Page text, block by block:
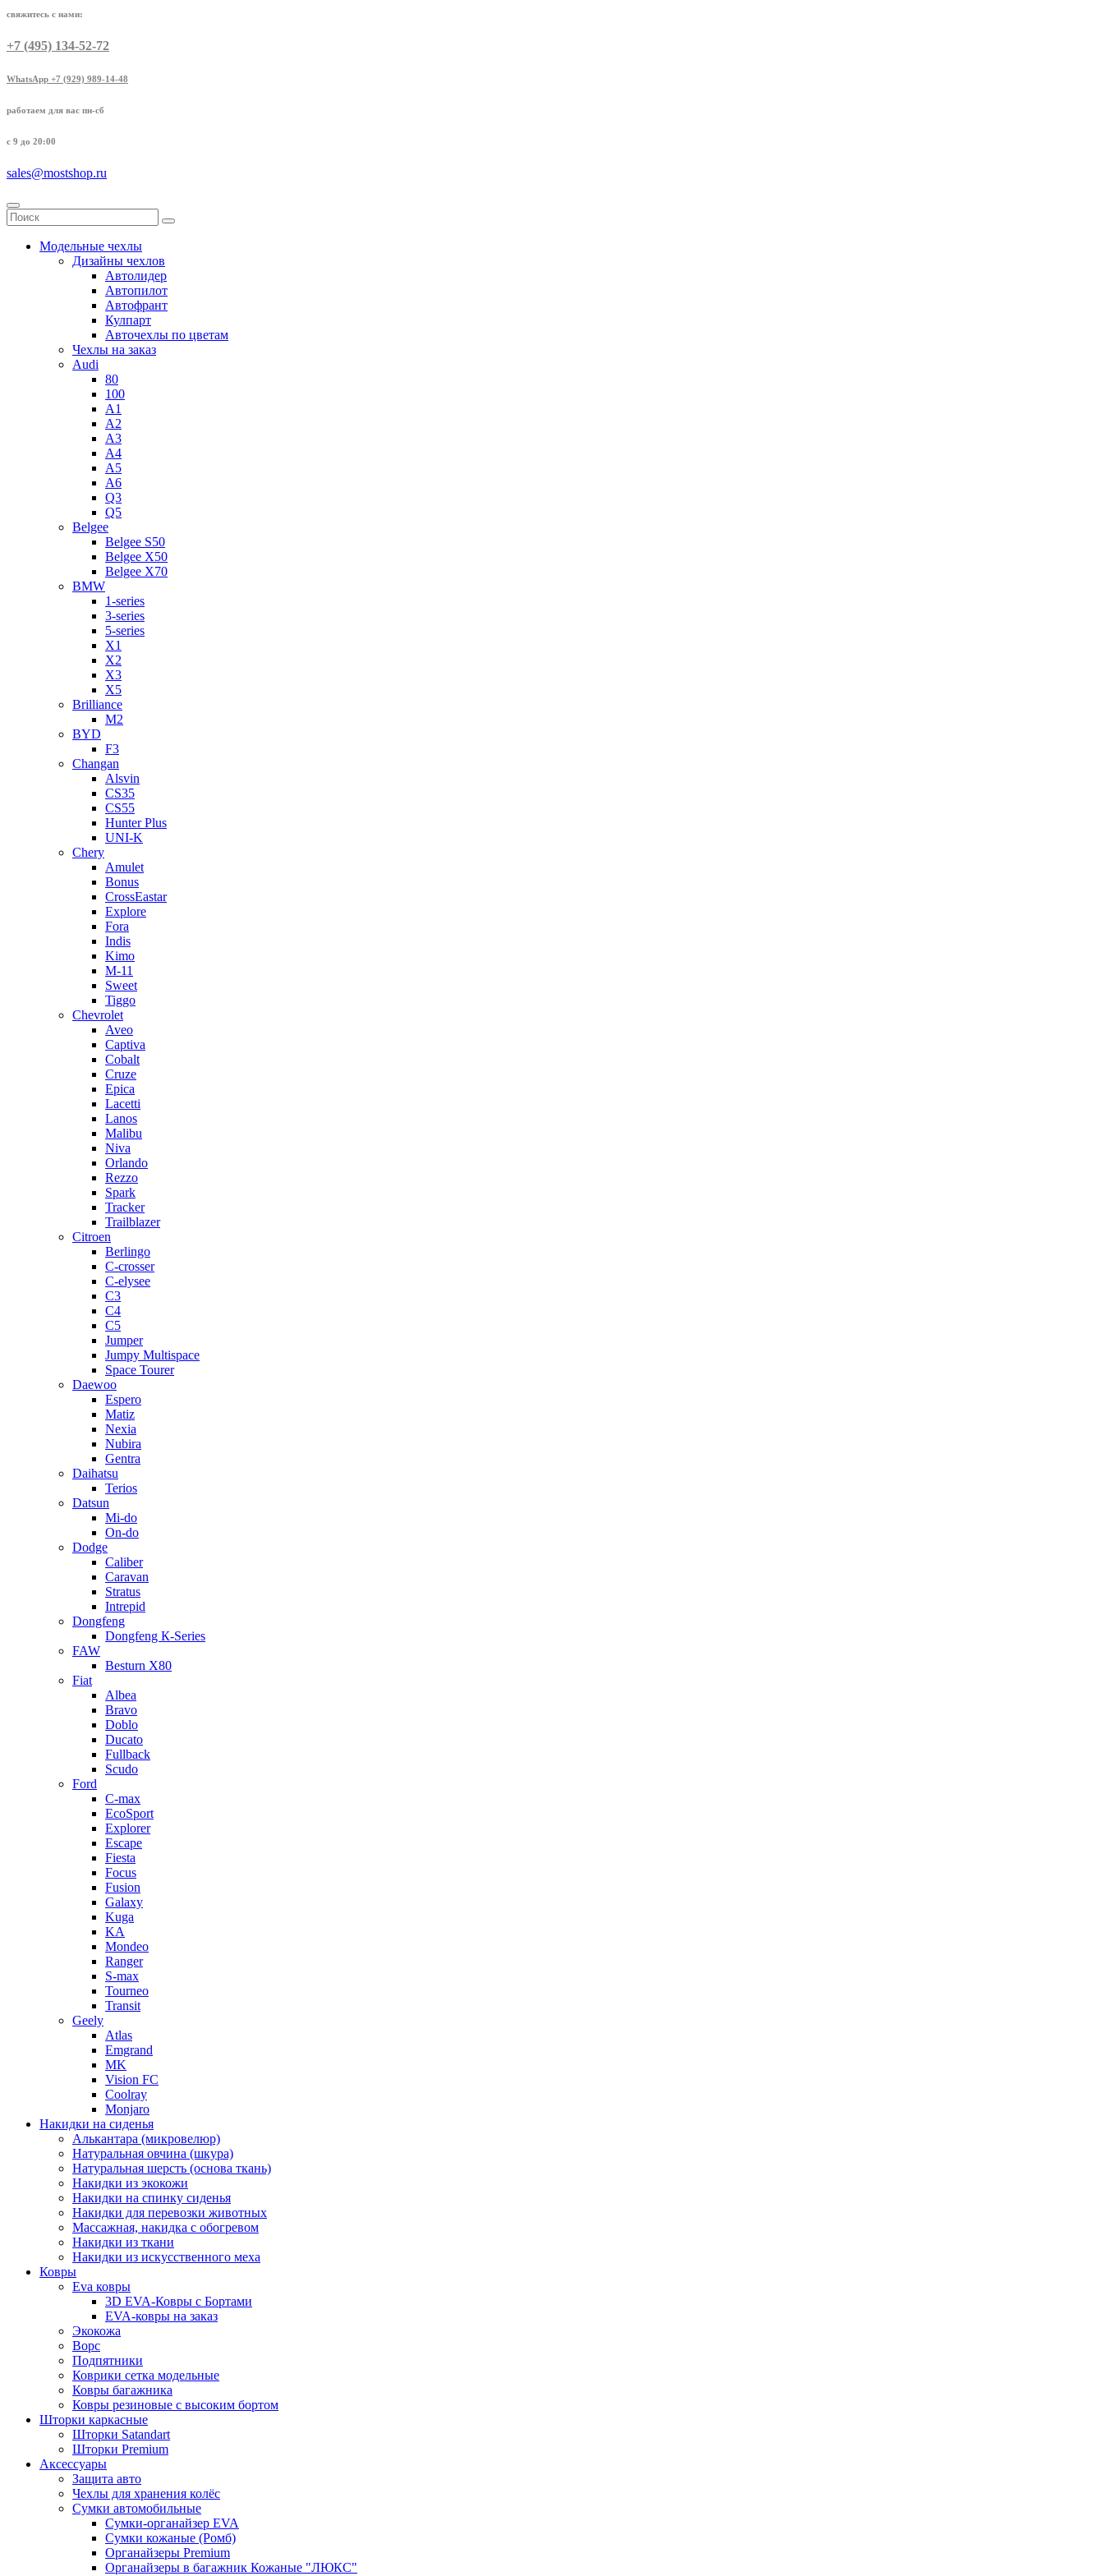
свяжитесь с нами:
+7 (495) 134-52-72
WhatsApp +7 (929) 989-14-48
работаем для вас пн-сб
с 9 до 20:00
sales@mostshop.ru
Модельные чехлы
Дизайны чехлов
Автолидер
Автопилот
Автофрант
Кулпарт
Авточехлы по цветам
Чехлы на заказ
Audi
80
100
A1
A2
A3
A4
A5
A6
Q3
Q5
Belgee
Belgee S50
Belgee X50
Belgee X70
BMW
1-series
3-series
5-series
X1
X2
X3
X5
Brilliance
M2
BYD
F3
Changan
Alsvin
CS35
CS55
Hunter Plus
UNI-K
Chery
Amulet
Bonus
CrossEastar
Explore
Fora
Indis
Kimo
M-11
Sweet
Tiggo
Chevrolet
Aveo
Captiva
Cobalt
Cruze
Epica
Lacetti
Lanos
Malibu
Niva
Orlando
Rezzo
Spark
Tracker
Trailblazer
Citroen
Berlingo
C-crosser
C-elysee
C3
C4
C5
Jumper
Jumpy Multispace
Space Tourer
Daewoo
Espero
Matiz
Nexia
Nubira
Gentra
Daihatsu
Terios
Datsun
Mi-do
On-do
Dodge
Caliber
Caravan
Stratus
Intrepid
Dongfeng
Dongfeng К-Series
FAW
Besturn Х80
Fiat
Albea
Bravo
Doblo
Ducato
Fullback
Scudo
Ford
C-max
EcoSport
Explorer
Escape
Fiesta
Focus
Fusion
Galaxy
Kuga
KA
Mondeo
Ranger
S-max
Tourneo
Transit
Geely
Atlas
Emgrand
MK
Vision FC
Coolray
Monjaro
Накидки на сиденья
Алькантара (микровелюр)
Натуральная овчина (шкура)
Натуральная шерсть (основа ткань)
Накидки из экокожи
Накидки на спинку сиденья
Накидки для перевозки животных
Массажная, накидка с обогревом
Накидки из ткани
Накидки из искусственного меха
Ковры
Eva ковры
3D EVA-Ковры с Бортами
EVA-ковры на заказ
Экокожа
Ворс
Подпятники
Коврики сетка модельные
Ковры багажника
Ковры резиновые с высоким бортом
Шторки каркасные
Шторки Satandart
Шторки Premium
Аксессуары
Защита авто
Чехлы для хранения колёс
Сумки автомобильные
Сумки-органайзер EVA
Сумки кожаные (Ромб)
Органайзеры Premium
Органайзеры в багажник Кожаные "ЛЮКС"